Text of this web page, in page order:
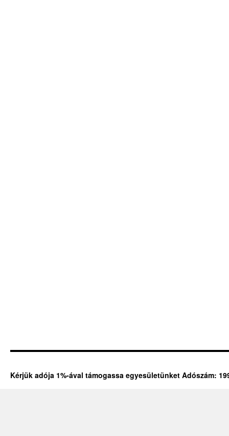
Kérjük adója 1%-ával támogassa egyesületünket Adószám: